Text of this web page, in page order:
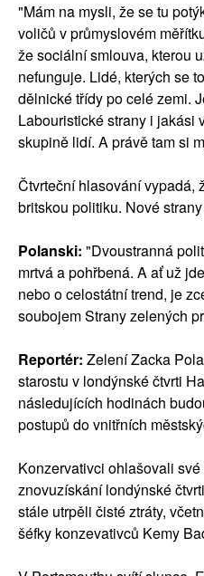
"Mám na mysli, že se tu
voličů v průmyslovém
že sociální smlouva, kterou
nefunguje. Lidé, kterých se
dělnické třídy po celé zemi.
Labouristické strany i jakási
skupině lidí. A právě tam si
Čtvrteční hlasování vypadá,
britskou politiku. Nové
Polanski: "Dvoustranná
mrtvá a pohřbená. A ať už
nebo o celostátní trend, je
soubojem Strany zelených
Reportér: Zelení Zacka
starostu v londýnské čtvrti
následujících hodinách
postupů do vnitřních
Konzervativci ohlašovali
znovuzískání londýnské
stále utrpěli čisté ztráty,
šéfky konzevativců Kemy